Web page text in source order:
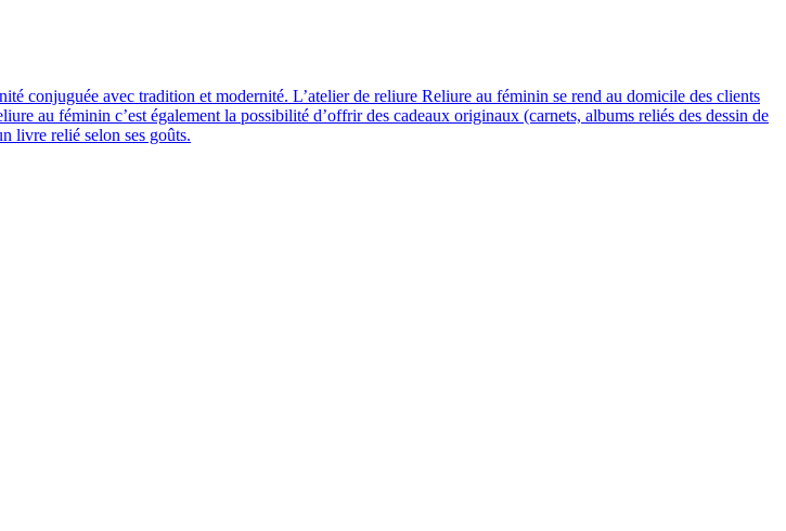
conjuguée avec tradition et modernité. L’atelier de reliure Reliure au féminin se rend au domicile des clients
au féminin c’est également la possibilité d’offrir des cadeaux originaux (carnets, albums reliés des dessin de
livre relié selon ses goûts.